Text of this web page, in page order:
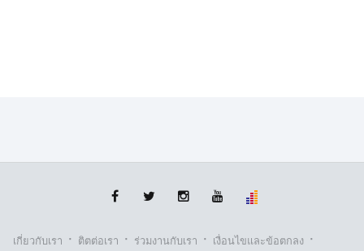
เกี่ยวกับเรา · ติตต่อเรา · ร่วมงานกับเรา · เงื่อนไขและข้อตกลง ·